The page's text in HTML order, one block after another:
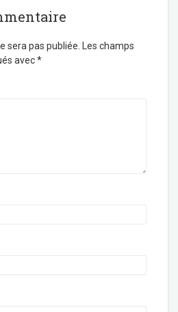
sera pas publiée. Les champs
avec*